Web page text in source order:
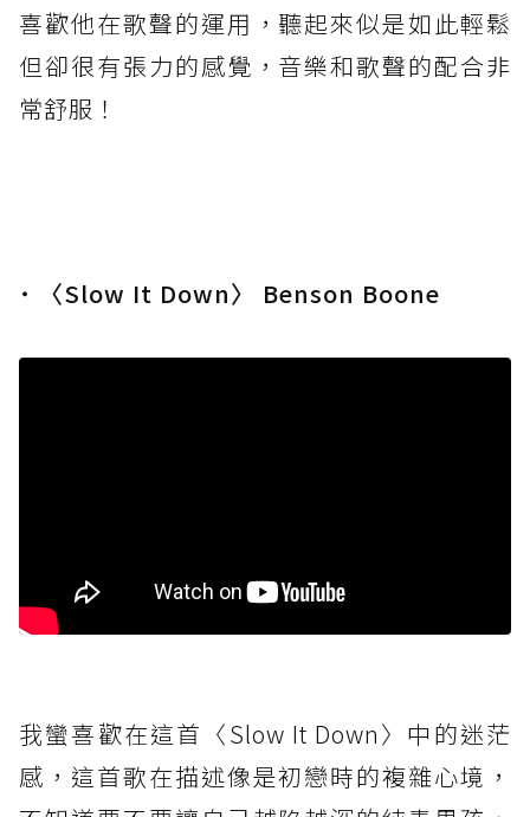
喜歡他在歌聲的運用，聽起來似是如此輕鬆
但卻很有張力的感覺，音樂和歌聲的配合非
常舒服！
˙ 〈Slow It Down〉 Benson Boone
我蠻喜歡在這首〈Slow It Down〉中的迷茫
感，這首歌在描述像是初戀時的複雜心境，